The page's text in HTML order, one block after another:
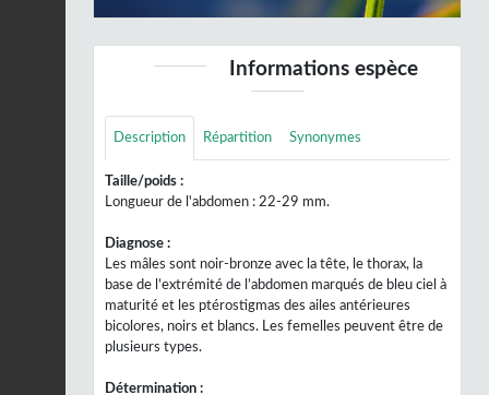
Informations espèce
Description Répartition Synonymes
Taille/poids :
Longueur de l'abdomen : 22-29 mm.
Diagnose :
Les mâles sont noir-bronze avec la tête, le thorax, la
base de l’extrémité de l’abdomen marqués de bleu ciel à
maturité et les ptérostigmas des ailes antérieures
bicolores, noirs et blancs. Les femelles peuvent être de
plusieurs types.
Détermination :